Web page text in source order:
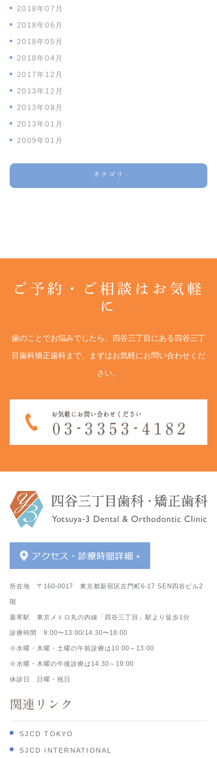
2018年07月
2018年06月
2018年05月
2018年04月
2017年12月
2013年12月
2013年08月
2013年01月
2009年01月
カテゴリ
ご予約・ご相談はお気軽
に
歯のことでお悩みでしたら、四谷三丁目にある四谷三丁
目歯科矯正歯科まで、まずはお気軽にお問い合わせくだ
さい。
所在地 〒160-0017 東京都新宿区左門町6-17 SEN四谷ビル2
階
最寄駅 東京メトロ丸の内線「四谷三丁目」駅より徒歩1分
診療時間 9:00〜13:00/14:30〜18:00
※水曜・木曜・土曜の午前診療は10:00～13:00
※水曜・木曜の午後診療は14:30～19:00
休診日 日曜・祝日
関連リンク
SJCD TOKYO
SJCD INTERNATIONAL